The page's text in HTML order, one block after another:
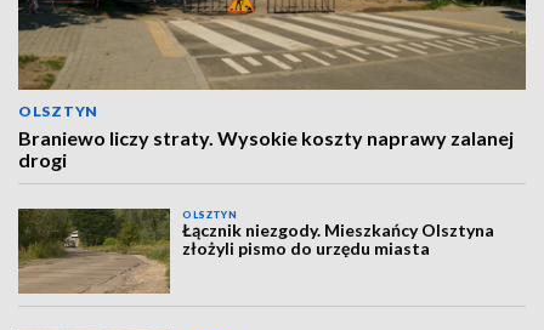
OLSZTYN
Braniewo liczy straty. Wysokie koszty naprawy zalanej
drogi
OLSZTYN
Łącznik niezgody. Mieszkańcy Olsztyna
złożyli pismo do urzędu miasta